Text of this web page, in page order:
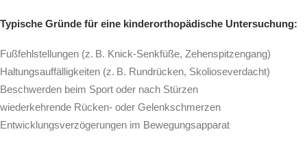
Typische Gründe für eine kinderorthopädische Untersuchung:
Fußfehlstellungen (z. B. Knick-Senkfüße, Zehenspitzengang)
Haltungsauffälligkeiten (z. B. Rundrücken, Skolioseverdacht)
Beschwerden beim Sport oder nach Stürzen
wiederkehrende Rücken- oder Gelenkschmerzen
Entwicklungsverzögerungen im Bewegungsapparat